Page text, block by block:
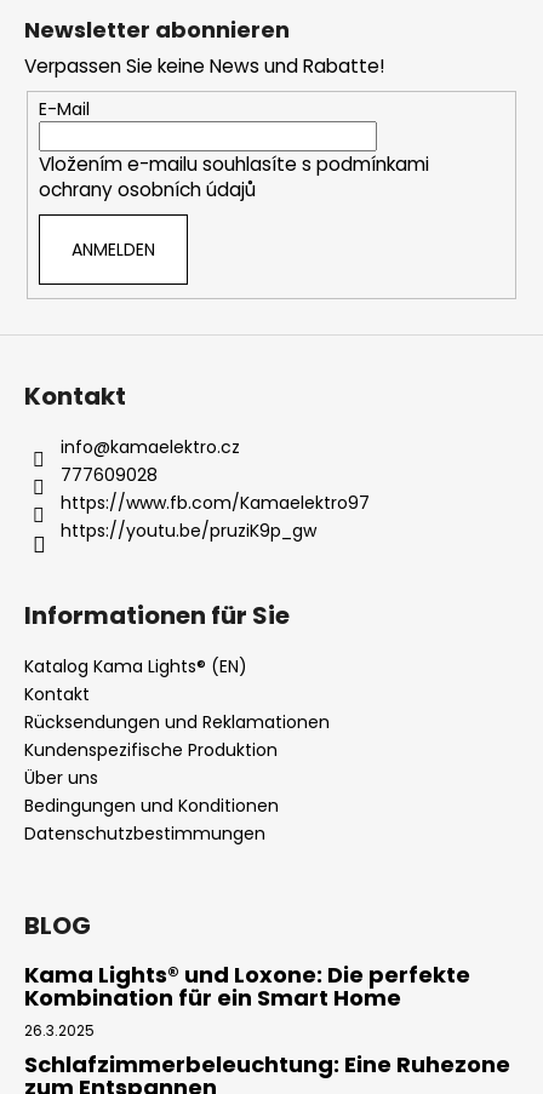
e
r
e
l
e
m
e
r
Newsletter abonnieren
Verpassen Sie keine News und Rabatte!
E-Mail
Vložením e-mailu souhlasíte s podmínkami
ochrany osobních údajů
ANMELDEN
Kontakt
info@kamaelektro.cz
777609028
https://www.fb.com/Kamaelektro97
https://youtu.be/pruziK9p_gw
Informationen für Sie
Katalog Kama Lights® (EN)
Kontakt
Rücksendungen und Reklamationen
Kundenspezifische Produktion
Über uns
Bedingungen und Konditionen
Datenschutzbestimmungen
BLOG
Kama Lights® und Loxone: Die perfekte
Kombination für ein Smart Home
26.3.2025
Schlafzimmerbeleuchtung: Eine Ruhezone
zum Entspannen